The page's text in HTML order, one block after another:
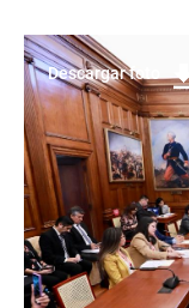
Descargar foto